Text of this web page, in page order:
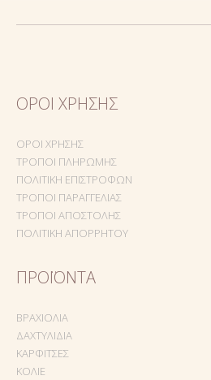
ΌΡΟΙ ΧΡΉΣΗΣ
ΌΡΟΙ ΧΡΉΣΗΣ
ΤΡΌΠΟΙ ΠΛΗΡΩΜΉΣ
ΠΟΛΙΤΙΚΉ ΕΠΙΣΤΡΟΦΏΝ
ΤΡΌΠΟΙ ΠΑΡΑΓΓΕΛΊΑΣ
ΤΡΌΠΟΙ ΑΠΟΣΤΟΛΉΣ
ΠΟΛΙΤΙΚΉ ΑΠΟΡΡΉΤΟΥ
ΠΡΟΪΌΝΤΑ
ΒΡΑΧΙΌΛΙΑ
ΔΑΧΤΥΛΊΔΙΑ
ΚΑΡΦΊΤΣΕΣ
ΚΟΛΙΈ